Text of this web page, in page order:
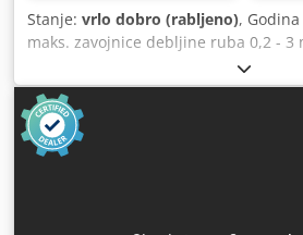
Stanje: vrlo dobro (rabljeno),
maks. zavojnice debljine ruba 0,2 - 3
ruba čvrste trake15 mm brzina
vrijeme grijanja ljepljive ploče oko 6
magazin zavojnica maramica za
Podloga za obrubljivanje radijus
ploče izvlačivi komad nosača otkaza